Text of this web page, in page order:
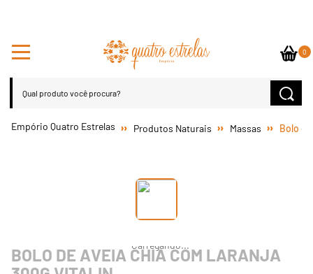
0
Produtos Naturais Massas Bolo
BOLO DE AVEIA CHIA COM LARANJA